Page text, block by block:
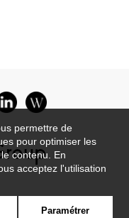
permettre de
pour optimiser les
contenu. En
acceptez l'utilisation
Paramétrer